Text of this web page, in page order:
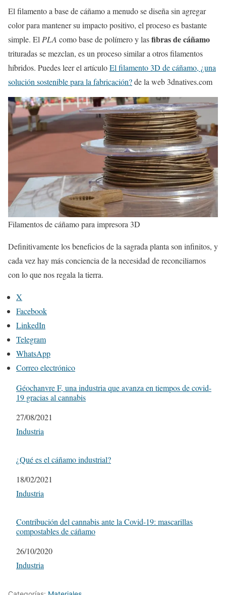
El filamento a base de cáñamo a menudo se diseña sin agregar
color para mantener su impacto positivo, el proceso es bastante
simple. El PLA como base de polímero y lasfibras de cáñamo
trituradas se mezclan, es un proceso similar a otros filamentos
híbridos. Puedes leer el artículoEl filamento 3D de cáñamo, ¿una
solución sostenible para la fabricación?de la web 3dnatives.com
Filamentos de cáñamo para impresora 3D
Definitivamente los beneficios de la sagrada planta son infinitos, y
cada vez hay más conciencia de la necesidad de reconciliarnos
con lo que nos regala la tierra.
X
Facebook
LinkedIn
Telegram
WhatsApp
Correo electrónico
Géochanvre F, una industria que avanza en tiempos de covid-
19 gracias al cannabis
Fecha
27/08/2021
Respecto a
Industria
¿Qué es el cáñamo industrial?
Fecha
18/02/2021
Respecto a
Industria
Contribución del cannabis ante la Covid-19: mascarillas
compostables de cáñamo
Fecha
26/10/2020
Respecto a
Industria